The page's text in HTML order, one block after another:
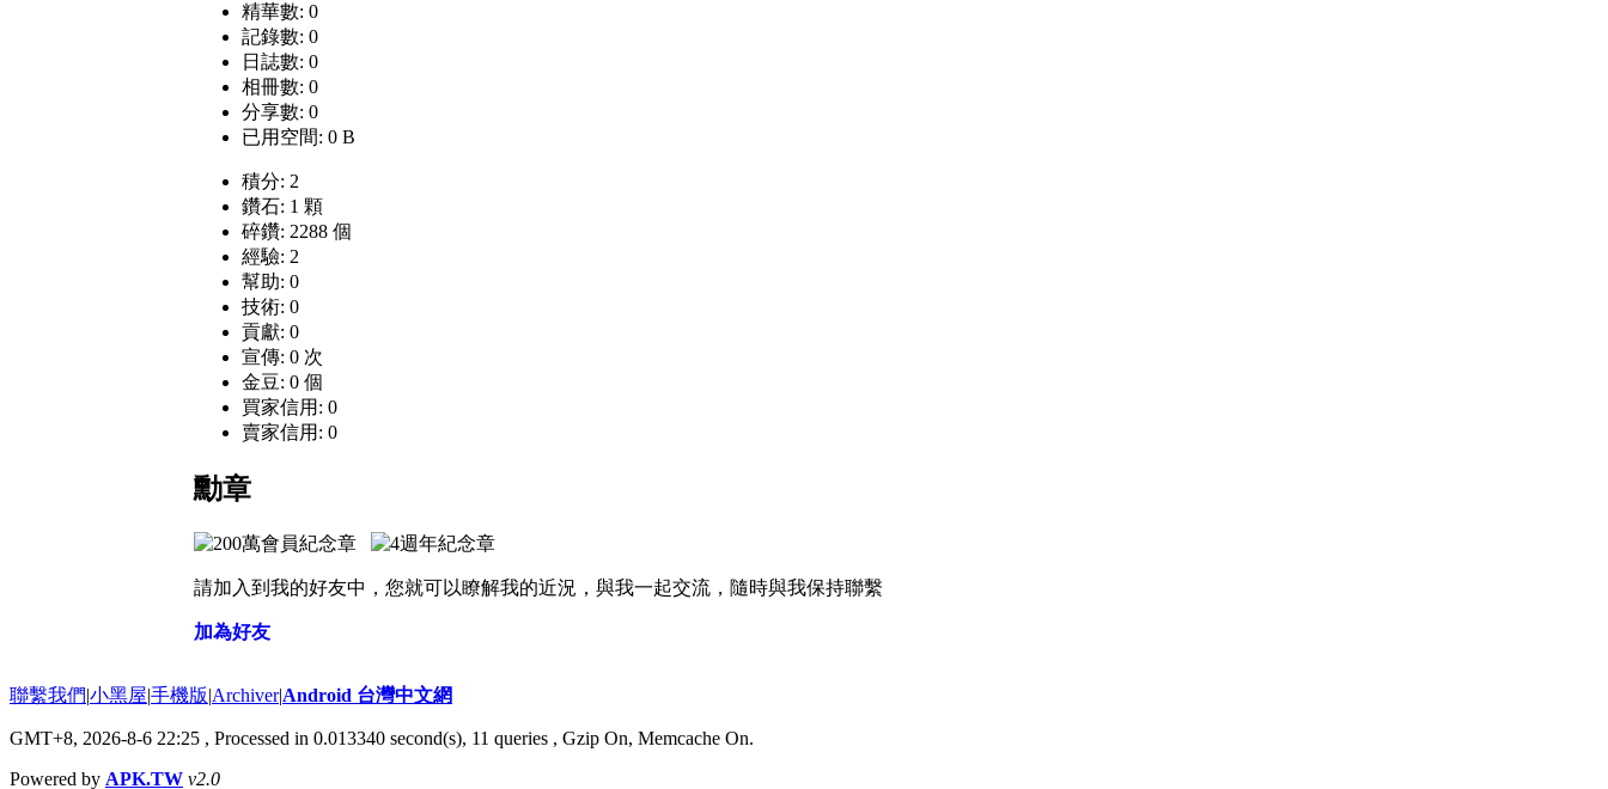
精華數: 0
記錄數: 0
日誌數: 0
相冊數: 0
分享數: 0
已用空間: 0 B
積分: 2
鑽石: 1 顆
碎鑽: 2288 個
經驗: 2
幫助: 0
技術: 0
貢獻: 0
宣傳: 0 次
金豆: 0 個
買家信用: 0
賣家信用: 0
勳章
請加入到我的好友中，您就可以瞭解我的近況，與我一起交流，隨時與我保持聯繫
加為好友
聯繫我們|小黑屋|手機版|Archiver|Android 台灣中文網
GMT+8, 2026-8-6 22:25 , Processed in 0.013340 second(s), 11 queries , Gzip On, Memcache On.
Powered by APK.TW v2.0